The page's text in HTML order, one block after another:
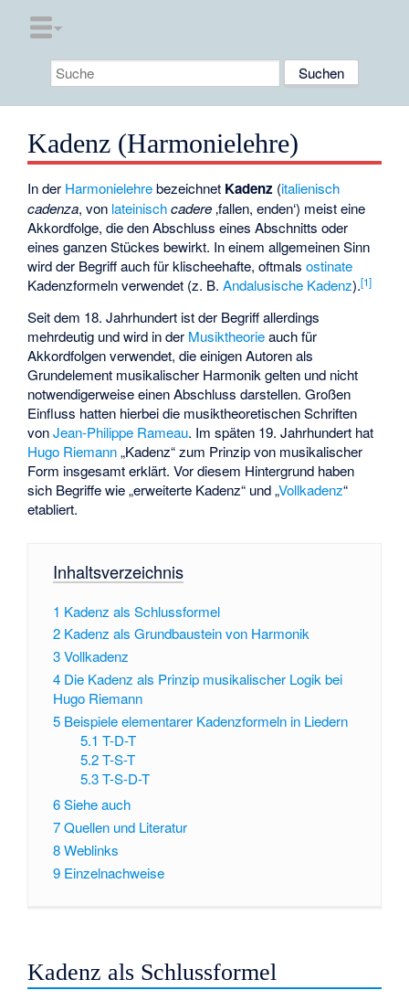
Kadenz (Harmonielehre)
In der Harmonielehrebezeichnet Kadenz (italienisch
cadenza, von lateinisch cadere ‚fallen, enden‘) meist eine
Akkordfolge, die den Abschluss eines Abschnitts oder
eines ganzen Stückes bewirkt. In einem allgemeinen Sinn
wird der Begriff auch für klischeehafte, oftmalsostinate
Kadenzformeln verwendet (z. B.Andalusische Kadenz).[1]
Seit dem 18. Jahrhundert ist der Begriff allerdings
mehrdeutig und wird in der Musiktheorieauch für
Akkordfolgen verwendet, die einigen Autoren als
Grundelement musikalischer Harmonik gelten und nicht
notwendigerweise einen Abschluss darstellen. Großen
Einfluss hatten hierbei die musiktheoretischen Schriften
vonJean-Philippe Rameau. Im späten 19. Jahrhundert hat
Hugo Riemann„Kadenz“ zum Prinzip von musikalischer
Form insgesamt erklärt. Vor diesem Hintergrund haben
sich Begriffe wie „erweiterte Kadenz“ und „Vollkadenz“
etabliert.
Inhaltsverzeichnis
1 Kadenz als Schlussformel
2 Kadenz als Grundbaustein von Harmonik
3Vollkadenz
4 Die Kadenz als Prinzip musikalischer Logik bei
Hugo Riemann
5 Beispiele elementarer Kadenzformeln in Liedern
5.1 T-D-T
5.2 T-S-T
5.3 T-S-D-T
6Siehe auch
7Quellen und Literatur
8Weblinks
9 Einzelnachweise
Kadenz als Schlussformel